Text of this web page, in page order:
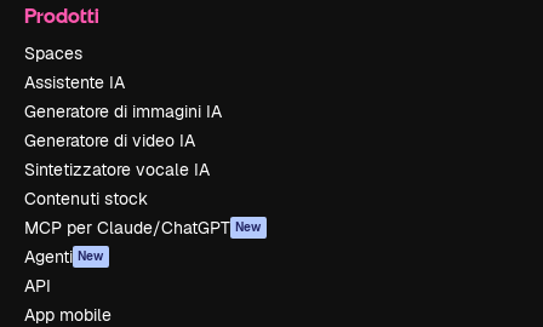
Prodotti
Spaces
Assistente IA
Generatore di immagini IA
Generatore di video IA
Sintetizzatore vocale IA
Contenuti stock
MCP per Claude/ChatGPT New
Agenti New
API
App mobile